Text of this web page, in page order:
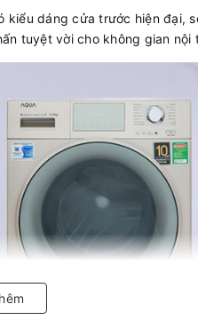
kiểu dáng cửa trước hiện đại,
tuyệt vời cho không gian nội